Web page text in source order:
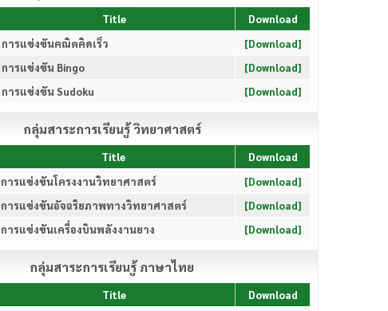
Title
Download
การแข่งขันคณิตคิดเร็ว
[Download]
การแข่งขัน Bingo
[Download]
การแข่งขัน Sudoku [Download]
กลุ่มสาระการเรียนรู้ วิทยาศาสตร์
Title
Download
การแข่งขันโครงงานวิทยาศาสตร์
[Download]
การแข่งขันอัจฉริยภาพทางวิทยาศาสตร์
[Download]
การแข่งขันเครื่องบินพลังงานยาง [Download]
กลุ่มสาระการเรียนรู้ ภาษาไทย
Title
Download